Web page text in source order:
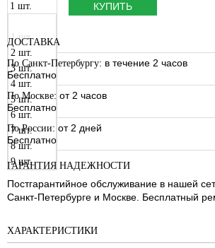
1 шт.
1 шт.
2 шт.
3 шт.
4 шт.
5 шт.
6 шт.
7 шт.
8 шт.
9 шт.
КУПИТЬ
ДОСТАВКА
По Санкт-Петербургу: в течение 2 часов
Бесплатно
По Москве: от 2 часов
Бесплатно
По России: от 2 дней
Бесплатно
ГАРАНТИЯ НАДЕЖНОСТИ
Постгарантийное обслуживание в нашей
Санкт-Петербурге и Москве. Бесплатный
ХАРАКТЕРИСТИКИ